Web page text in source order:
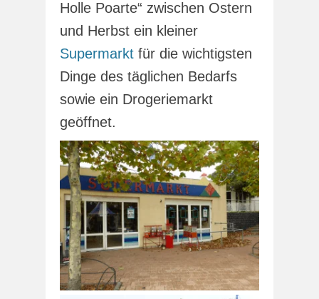
Holle Poarte“ zwischen Ostern
und Herbst ein kleiner
Supermarkt für die wichtigsten
Dinge des täglichen Bedarfs
sowie ein Drogeriemarkt
geöffnet.